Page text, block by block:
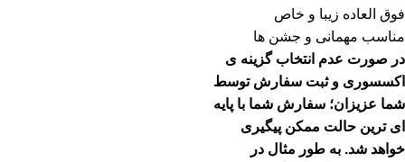
فوق العاده زیبا و خاص
مناسب مهمانی و جشن ها
در صورت عدم انتخاب گزینه ی
اکسسوری و ثبت سفارش توسط
شما عزیزان؛ سفارش شما با پایه
ای ترین حالت ممکن پیگیری
خواهد شد. به طور مثال در